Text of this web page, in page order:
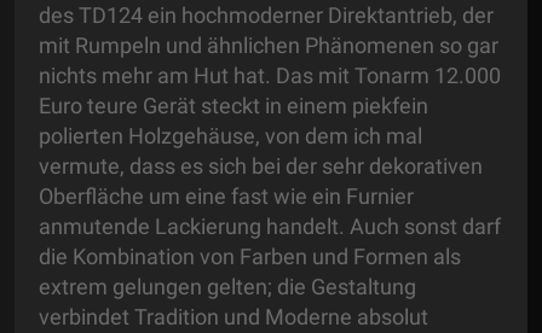
des TD124 ein hochmoderner Direktantrieb, der
mit Rumpeln und ähnlichen Phänomenen so gar
nichts mehr am Hut hat. Das mit Tonarm 12.000
Euro teure Gerät steckt in einem piekfein
polierten Holzgehäuse, von dem ich mal
vermute, dass es sich bei der sehr dekorativen
Oberfläche um eine fast wie ein Furnier
anmutende Lackierung handelt. Auch sonst darf
die Kombination von Farben und Formen als
extrem gelungen gelten; die Gestaltung
verbindet Tradition und Moderne absolut